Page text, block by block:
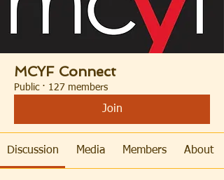
MCYF Connect
Public · 127 members
Join
Discussion Media Members About